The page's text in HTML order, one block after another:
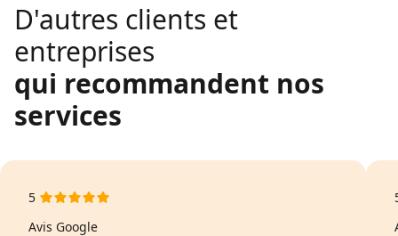
D'autres clients et
entreprises
qui recommandent nos
services
5
Avis Google